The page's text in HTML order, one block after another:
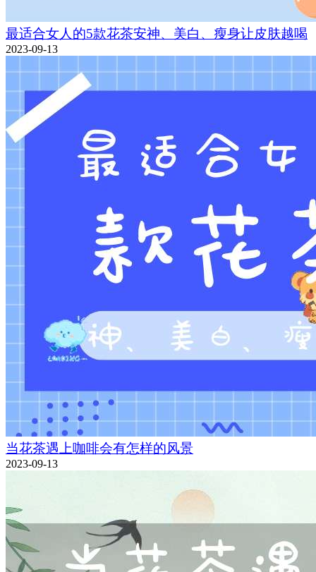
最适合女人的5款花茶安神、美白、瘦身让皮肤越喝
2023-09-13
当花茶遇上咖啡会有怎样的风景
2023-09-13